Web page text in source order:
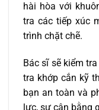
hài hòa với
tra các tiếp xúc
trình chặt chẽ.
Bác sĩ sẽ kiểm
tra khớp cắn kỹ
bạn an toàn và
lực, sự cân bằng